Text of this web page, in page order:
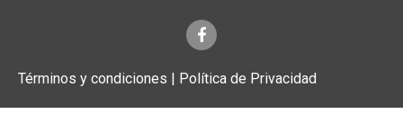
Términos y condiciones | Política de Privacidad